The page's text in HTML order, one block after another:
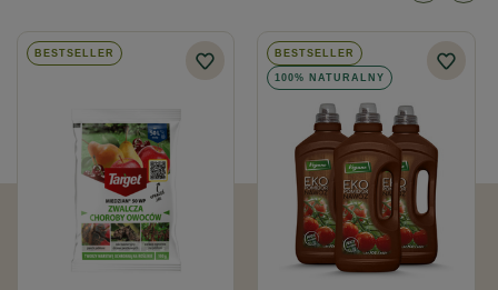
BESTSELLER BESTSELLER
100% NATURALNY